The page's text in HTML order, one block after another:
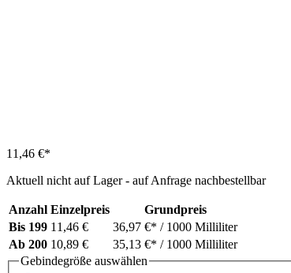
11,46 €*
Aktuell nicht auf Lager - auf Anfrage nachbestellbar
Anzahl Einzelpreis
Grundpreis
Bis 199 11,46 € 36,97 €* / 1000 Milliliter
Ab 200 10,89 € 35,13 €* / 1000 Milliliter
Gebindegröße auswählen